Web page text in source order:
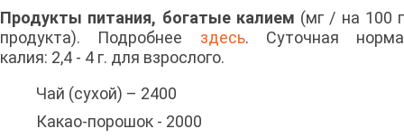
Продукты питания, богатые калием (мг / на 100 г
продукта). Подробнее здесь. Суточная норма
калия: 2,4 - 4 г. для взрослого.
Чай (сухой) – 2400
Какао-порошок - 2000